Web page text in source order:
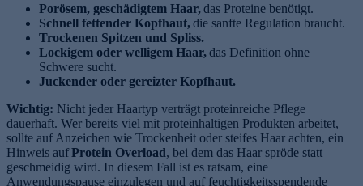
Porösem, geschädigtem Haar,das Proteine benötigt.
Schnell fettender Kopfhaut,die sanfte Regulation braucht.
Trockenen Spitzen und Spliss.
Lockigem oder welligem Haar,das Definition ohne
Schwere sucht.
Juckender oder gereizter Kopfhaut.
Wichtig: Nicht jeder Haartyp verträgt proteinreiche Pflege
dauerhaft. Wer bereits viel mit proteinhaltigen Produkten arbeitet,
sollte auf Anzeichen wie Trockenheit oder steifes Haar achten, ein
Hinweis aufProtein Overload, bei dem das Haar spröde statt
geschmeidig wird. In diesem Fall ist es ratsam, eine
Anwendungspause einzulegen und auf feuchtigkeitsspendende